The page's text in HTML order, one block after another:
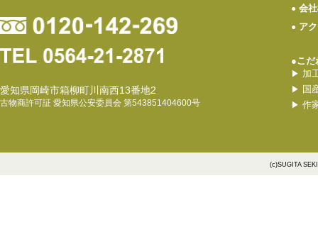
愛知県岡崎市箱柳町川南西13番地2
古物商許可証 愛知県公安委員会 第543851404600号
● 会
● ア
●こだ
▶ 加
▶ 国
▶ 作
(c)SUGITA